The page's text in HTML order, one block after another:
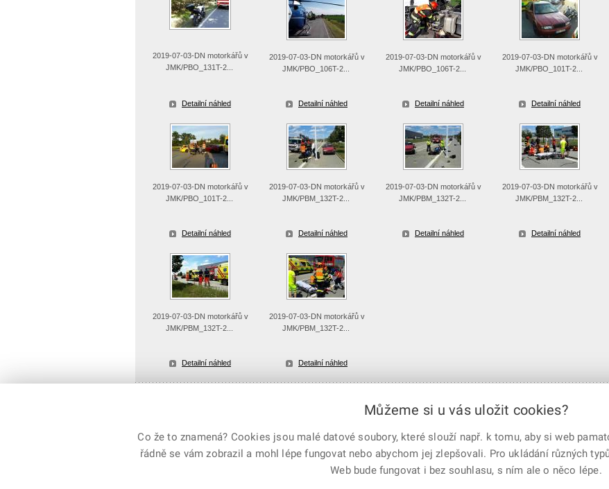
2019-07-03-DN motorkářů v
JMK/PBO_131T-2...
Detailní náhled
2019-07-03-DN motorkářů v
JMK/PBO_106T-2...
Detailní náhled
2019-07-03-DN motorkářů v
JMK/PBO_106T-2...
Detailní náhled
2019-07-03-DN motorkářů v
JMK/PBO_101T-2...
Detailní náhled
2019-07-03-DN motorkářů v
JMK/PBO_101T-2...
Detailní náhled
2019-07-03-DN motorkářů v
JMK/PBM_132T-2...
Detailní náhled
2019-07-03-DN motorkářů v
JMK/PBM_132T-2...
Detailní náhled
2019-07-03-DN motorkářů v
JMK/PBM_132T-2...
Detailní náhled
2019-07-03-DN motorkářů v
JMK/PBM_132T-2...
Detailní náhled
2019-07-03-DN motorkářů v
JMK/PBM_132T-2...
Detailní náhled
Corp.
Facebook
Můžeme si u vás uložit cookies?
Co že to znamená? Cookies jsou malé datové soubory, které slouží např. k tomu, aby si web
řádně se vám zobrazil a mohl lépe fungovat nebo abychom jej zlepšovali. Pro ukládání různých
Web bude fungovat i bez souhlasu, s ním ale o něco lépe.